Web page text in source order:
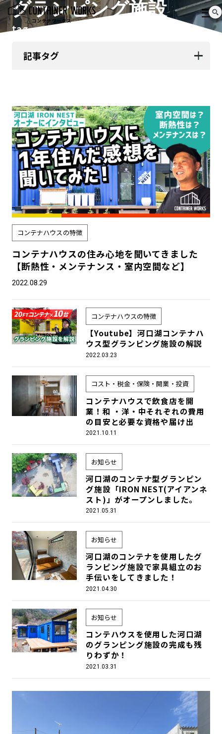
グランピング施設
tag
記事タグ
コンテナハウスの住み心地を聞いてきました
【断熱性・メンテナンス・室内空間など】
コンテナハウスの特徴
2022.08.29
【Youtube】河口湖コンテナハ
ウス型グランピング施設の解説
コンテナハウスの特徴
2022.03.23
コンテナハウスで飲食店を開
業！和 ・洋・中それぞれの費用
の目安と必要な資格や届け出
コスト・税金・保険・開業・投資
2021.10.11
河口湖のコンテナ型グランピン
グ施設「IRON NEST(アイアンネ
スト)」がオープンしました。
お知らせ
2021.05.31
河口湖のコンテナを使用したグ
ランピング施設で家具組立のお
手伝いをしてきました！
お知らせ
2021.04.30
コンテハウスを使用した河口湖
のグランピング施設の完成も残
りわずか！
お知らせ
2021.03.31